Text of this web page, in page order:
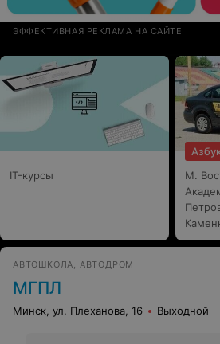
ЭФФЕКТИВНАЯ РЕКЛАМА НА САЙТЕ
IT-курсы
М.
АВТОШКОЛА, АВТОДРОМ
МГПЛ
Минск, ул. Плеханова, 16 Выходной